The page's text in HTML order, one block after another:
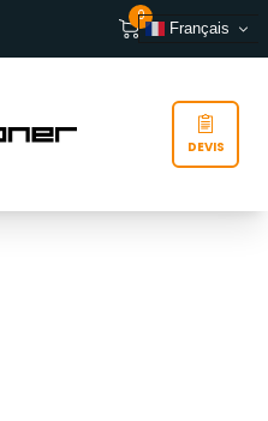
0
Français
DEVIS